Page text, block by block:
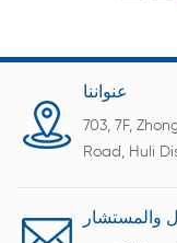
عنواننا
703, 7F,
Road, Huli
والمستشار